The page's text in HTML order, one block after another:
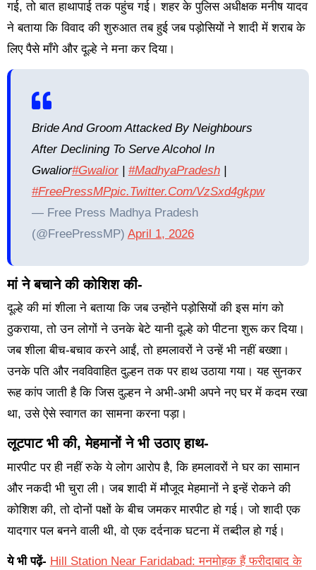
गई, तो बात हाथापाई तक पहुंच गई। शहर के पुलिस अधीक्षक मनीष यादव
ने बताया कि विवाद की शुरुआत तब हुई जब पड़ोसियों ने शादी में शराब के
लिए पैसे माँगे और दूल्हे ने मना कर दिया।
Bride And Groom Attacked By Neighbours
After Declining To Serve Alcohol In
Gwalior#Gwalior| #MadhyaPradesh|
#FreePressMPPic.twitter.com/VzSxd4gkpw
— Free Press Madhya Pradesh
(@FreePressMP) April 1, 2026
मां ने बचाने की कोशिश की-
दूल्हे की मां शीला ने बताया कि जब उन्होंने पड़ोसियों की इस मांग को
ठुकराया, तो उन लोगों ने उनके बेटे यानी दूल्हे को पीटना शुरू कर दिया।
जब शीला बीच-बचाव करने आईं, तो हमलावरों ने उन्हें भी नहीं बख्शा।
उनके पति और नवविवाहित दुल्हन तक पर हाथ उठाया गया। यह सुनकर
रूह कांप जाती है कि जिस दुल्हन ने अभी-अभी अपने नए घर में कदम रखा
था, उसे ऐसे स्वागत का सामना करना पड़ा।
लूटपाट भी की, मेहमानों ने भी उठाए हाथ-
मारपीट पर ही नहीं रुके ये लोग आरोप है, कि हमलावरों ने घर का सामान
और नकदी भी चुरा ली। जब शादी में मौजूद मेहमानों ने इन्हें रोकने की
कोशिश की, तो दोनों पक्षों के बीच जमकर मारपीट हो गई। जो शादी एक
यादगार पल बनने वाली थी, वो एक दर्दनाक घटना में तब्दील हो गई।
ये भी पढ़ें- Hill Station Near Faridabad: मनमोहक हैं फरीदाबाद के